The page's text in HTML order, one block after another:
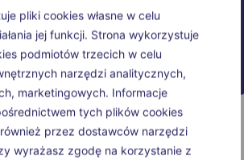
pliki cookies własne w celu
jej funkcji. Strona wykorzystuje
podmiotów trzecich w celu
narzędzi analitycznych,
marketingowych. Informacje
tych plików cookies
przez dostawców narzędzi
wyrażasz zgodę na korzystanie z